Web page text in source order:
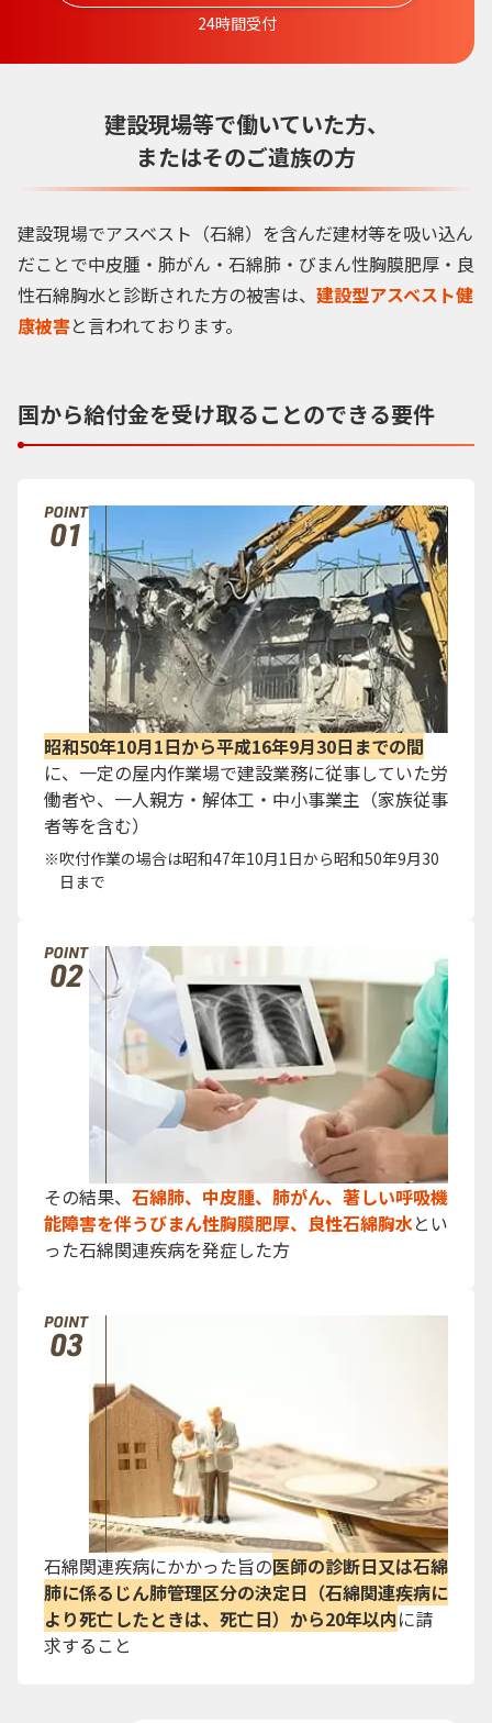
24時間受付
建設現場等で働いていた方、
またはそのご遺族の方
建設現場でアスベスト（石綿）を含んだ建材等を吸い込ん
だことで中皮腫・肺がん・石綿肺・びまん性胸膜肥厚・良
性石綿胸水と診断された方の被害は、 建設型アスベスト健
康被害と言われております。
国から給付金を受け取ることのできる要件
昭和50年10月1日から平成16年9月30日までの間
に、一定の屋内作業場で建設業務に従事していた労
働者や、一人親方・解体工・中小事業主（家族従事
者等を含む）
吹付作業の場合は昭和47年10月1日から昭和50年9月30
日まで
その結果、 石綿肺、中皮腫、肺がん、著しい呼吸機
能障害を伴うびまん性胸膜肥厚、良性石綿胸水とい
った石綿関連疾病を発症した方
石綿関連疾病にかかった旨の医師の診断日又は石綿
肺に係るじん肺管理区分の決定日（石綿関連疾病に
より死亡したときは、死亡日）から20年以内に請
求すること